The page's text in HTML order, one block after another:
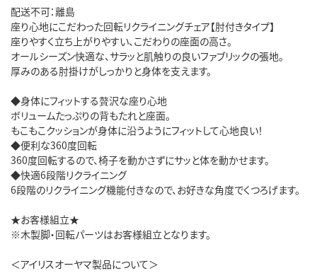
配送不可：離島
座り心地にこだわった回転リクライニングチェア【肘付きタイプ】
座りやすく立ち上がりやすい、こだわりの座面の高さ。
オールシーズン快適な、サラッと肌触りの良いファブリックの張地。
厚みのある肘掛けがしっかりと身体を支えます。
◆身体にフィットする贅沢な座り心地
ボリュームたっぷりの背もたれと座面。
もこもこクッションが身体に沿うようにフィットして心地良い！
◆便利な360度回転
360度回転するので、椅子を動かさずにサッと体を動かせます。
◆快適6段階リクライニング
6段階のリクライニング機能付きなので、お好きな角度でくつろげます。
★お客様組立★
※木製脚・回転パーツはお客様組立となります。
＜アイリスオーヤマ製品について＞